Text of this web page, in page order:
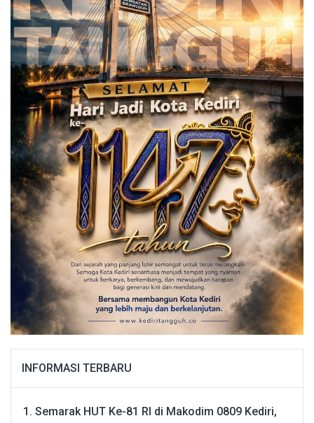
INFORMASI TERBARU
Semarak HUT Ke-81 RI di Makodim 0809 Kediri,